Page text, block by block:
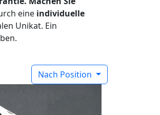
eine individuelle
Unikat. Ein
Nach Position